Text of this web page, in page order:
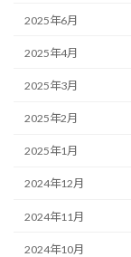
2025年6月
2025年4月
2025年3月
2025年2月
2025年1月
2024年12月
2024年11月
2024年10月